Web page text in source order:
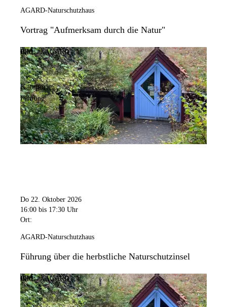
AGARD-Naturschutzhaus
Vortrag "Aufmerksam durch die Natur"
Bild: © AGARD e.V.
Kategorie:
Führung
Do 22. Oktober 2026
16:00 bis 17:30 Uhr
Ort:
AGARD-Naturschutzhaus
Führung über die herbstliche Naturschutzinsel
Bild: © AGARD e.V.